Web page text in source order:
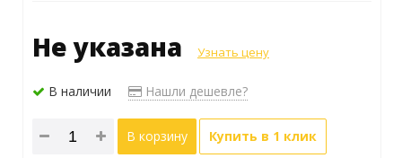
Не указана Узнать цену
В наличии Нашли дешевле?
В корзину Купить в 1 клик